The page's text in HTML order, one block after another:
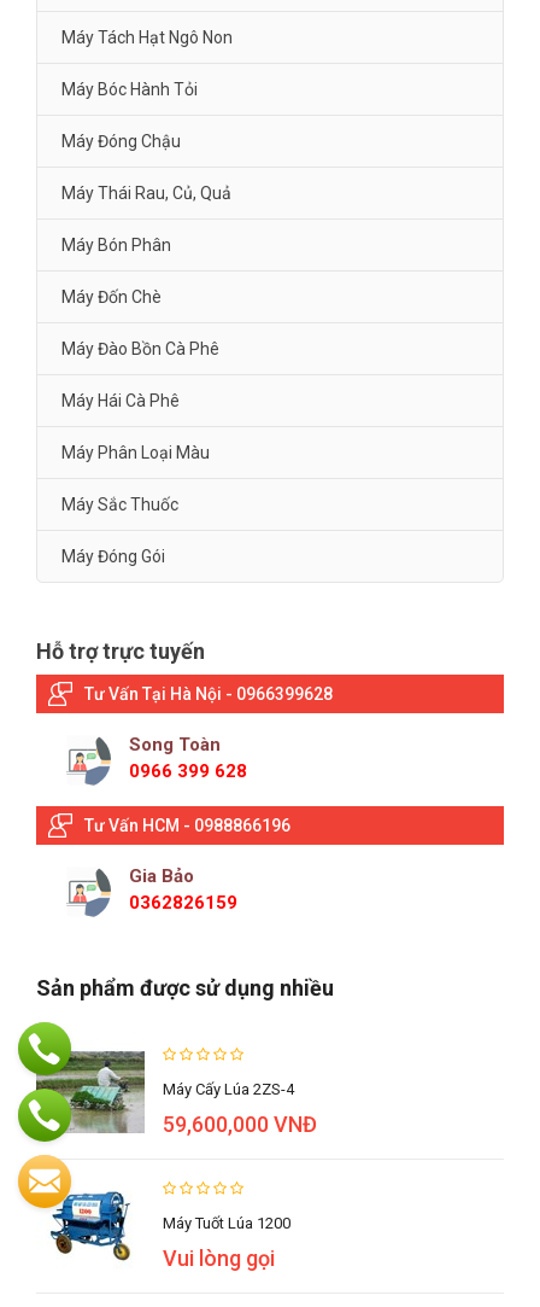
Máy Tách Hạt Ngô Non
Máy Bóc Hành Tỏi
Máy Đóng Chậu
Máy Thái Rau, Củ, Quả
Máy Bón Phân
Máy Đốn Chè
Máy Đào Bồn Cà Phê
Máy Hái Cà Phê
Máy Phân Loại Màu
Máy Sắc Thuốc
Máy Đóng Gói
Hỗ trợ trực tuyến
Tư Vấn Tại Hà Nội - 0966399628
Song Toàn
0966 399 628
Tư Vấn HCM - 0988866196
Gia Bảo
0362826159
Sản phẩm được sử dụng nhiều
Máy Cấy Lúa 2ZS-4
59,600,000 VNĐ
Máy Tuốt Lúa 1200
Vui lòng gọi